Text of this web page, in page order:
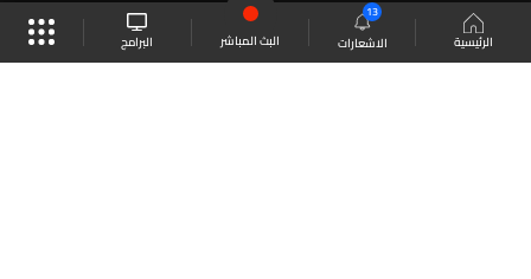
الرئيسية الاشعارات
13
البث المباشر البرامج
موقع البرامج الجدول البث المباشر